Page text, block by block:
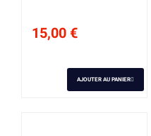
15,00 €
AJOUTER AU PANIER